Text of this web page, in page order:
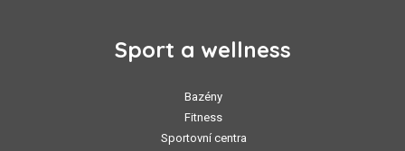
Sport a wellness
Bazény
Fitness
Sportovní centra